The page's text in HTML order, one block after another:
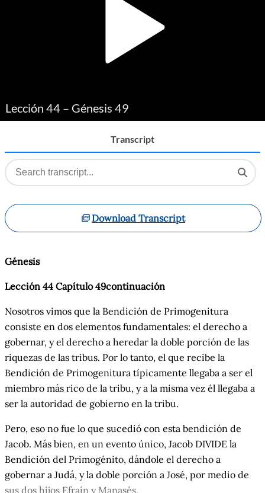
Lección 44 – Génesis 49
Transcript
Download Transcript
Génesis
Lección 44 Capítulo 49continuación
Nosotros vimos que la Bendición de Primogenitura
consiste en dos elementos fundamentales: el derecho a
gobernar, y el derecho a heredar la doble porción de las
riquezas de las tribus. Por lo tanto, el que recibe la
Bendición de Primogenitura típicamente llegaba a ser el
miembro más rico de la tribu, y a la misma vez él llegaba a
ser la autoridad de gobierno en la tribu.
Pero, eso no fue lo que sucedió con esta bendición de
Jacob. Más bien, en un evento único, Jacob DIVIDE la
Bendición del Primogénito, dándole el derecho a
gobernar a Judá, y la doble porción a José, por medio de
sus dos hijos Efraín y Manasés.